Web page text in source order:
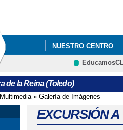
NUESTRO CENTRO
5ºY6º PODCAST_
de la Reina (Toledo)
aquí
» Galería de Imágenes
EXCURSIÓN